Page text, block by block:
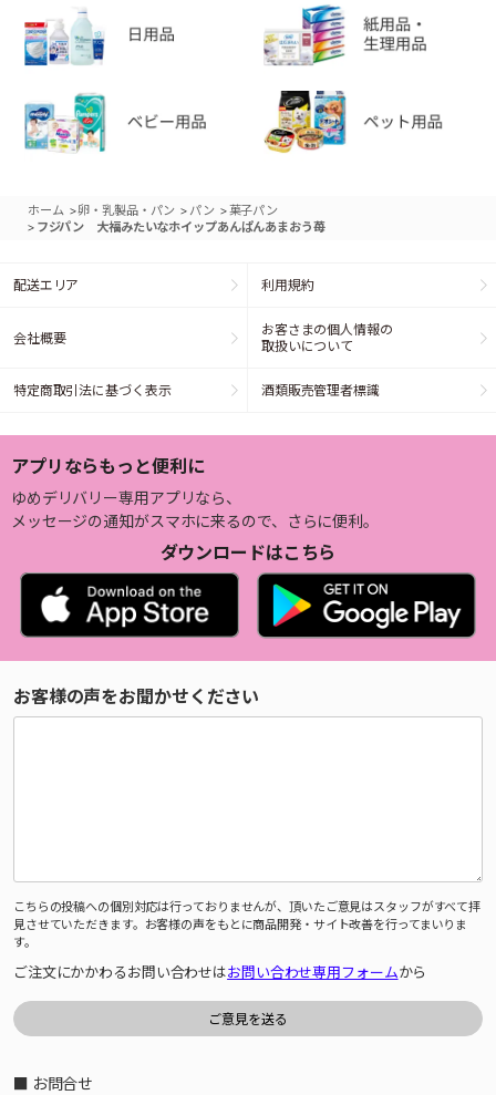
ホーム >卵・乳製品・パン > パン >菓子パン
> フジパン 大福みたいなホイップあんぱんあまおう苺
配送エリア 利用規約
会社概要
お客さまの個人情報の
取扱いについて
特定商取引法に基づく表示 酒類販売管理者標識
アプリならもっと便利に
ゆめデリバリー専用アプリなら、
メッセージの通知がスマホに来るので、さらに便利。
ダウンロードはこちら
お客様の声をお聞かせください
こちらの投稿への個別対応は行っておりませんが、頂いたご意見はスタッフがすべて拝
見させていただきます。お客様の声をもとに商品開発・サイト改善を行ってまいりま
す。
ご注文にかかわるお問い合わせはお問い合わせ専用フォームから
■ お問合せ